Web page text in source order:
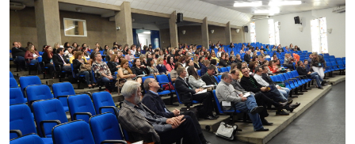
Biblioteca
Editora
Rádio